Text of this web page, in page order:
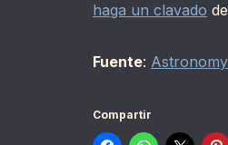
haga un clavado
Fuente:
Compartir